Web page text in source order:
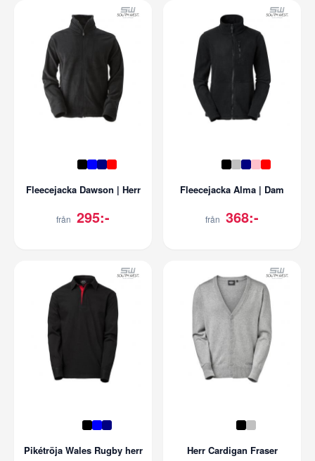
Fleecejacka Dawson | Herr
från 295:-
Fleecejacka Alma | Dam
från 368:-
Pikétröja Wales Rugby herr Herr Cardigan Fraser